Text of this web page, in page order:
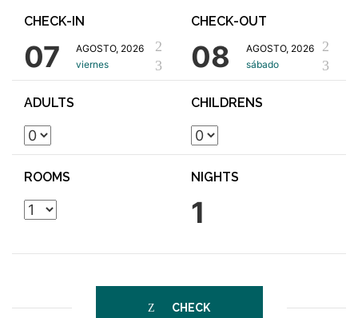
CHECK-IN
07
AGOSTO, 2026
viernes
CHECK-OUT
08
AGOSTO, 2026
sábado
ADULTS CHILDRENS
ROOMS NIGHTS
1
CHECK